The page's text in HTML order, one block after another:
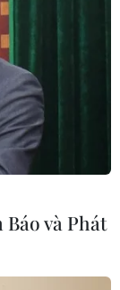
(3
và Phát